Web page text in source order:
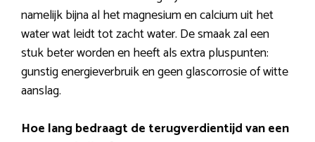
namelijk bijna al het magnesium en calcium uit het
water wat leidt tot zacht water. De smaak zal een
stuk beter worden en heeft als extra pluspunten:
gunstig energieverbruik en geen glascorrosie of witte
aanslag.
Hoe lang bedraagt de terugverdientijd van een